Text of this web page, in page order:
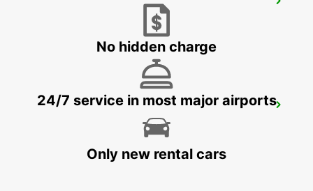
NICOSIA
No hidden charge
24/7 service in most major airports
Only new rental cars